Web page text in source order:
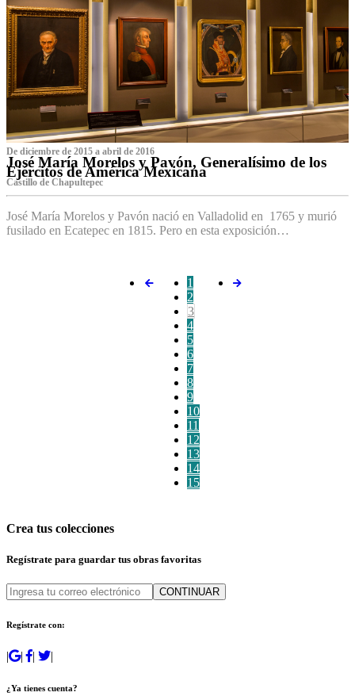
De diciembre de 2015 a abril de 2016
José María Morelos y Pavón, Generalísimo de los
Ejércitos de América Mexicana
C‌astillo de Chapultepec
José María Morelos y Pavón nació en Valladolid en 1765 y murió
fusilado en Ecatepec en 1815. Pero en esta exposición…
1
2
3
4
5
6
7
8
9
10
11
12
13
14
15
Crea tus colecciones
Regístrate para guardar tus obras favoritas
CONTINUAR
Regístrate con:
| | | |
¿Ya tienes cuenta?